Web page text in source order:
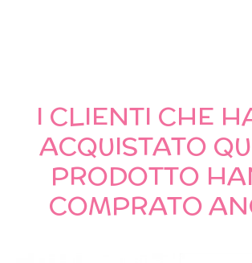
I CLIENTI CHE
ACQUISTATO
PRODOTTO
COMPRATO